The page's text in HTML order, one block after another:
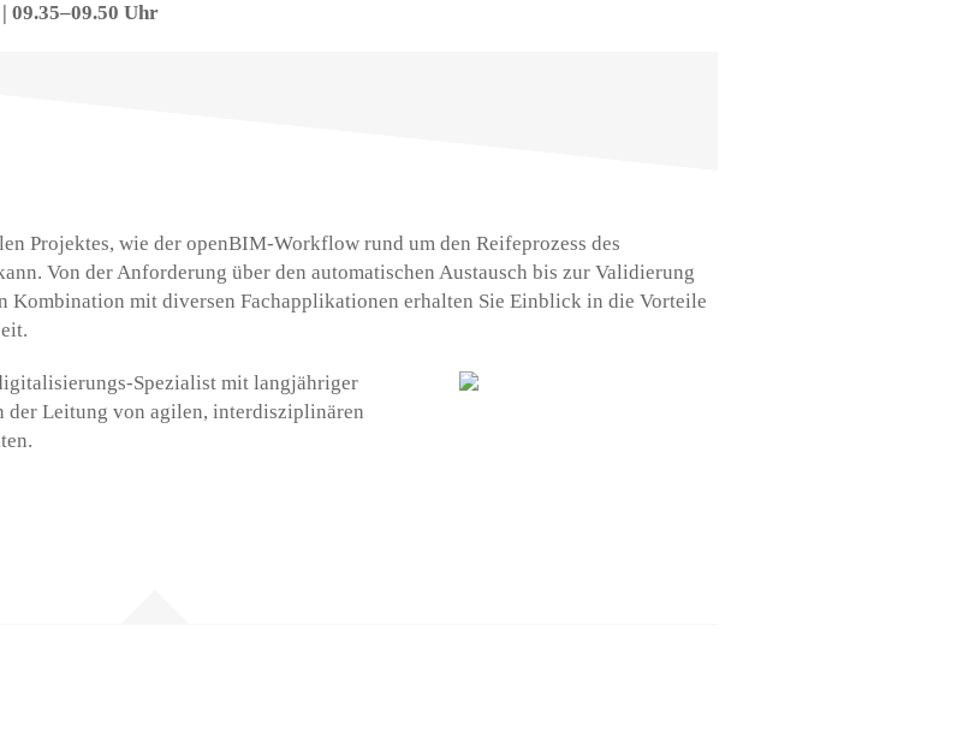
09.35–09.50 Uhr
Projektes, wie der openBIM-Workflow rund um den Reifeprozess des
Von der Anforderung über den automatischen Austausch bis zur Validierung
Kombination mit diversen Fachapplikationen erhalten Sie Einblick in die Vorteile
Spezialist mit langjähriger
der Leitung von agilen, interdisziplinären